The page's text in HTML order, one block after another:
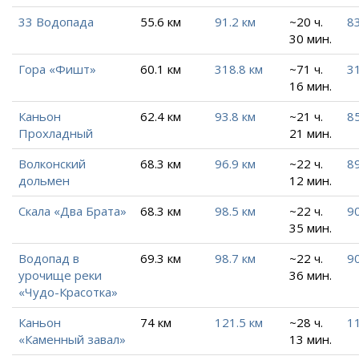
33 Водопада 55.6 км 91.2 км
~20 ч.
30 мин.
Гора «Фишт» 60.1 км 318.8 км
~71 ч.
16 мин.
Каньон
Прохладный
62.4 км 93.8 км
~21 ч.
21 мин.
Волконский
дольмен
68.3 км 96.9 км
~22 ч.
12 мин.
Скала «Два Брата» 68.3 км 98.5 км
~22 ч.
35 мин.
Водопад в
урочище реки
«Чудо-Красотка»
69.3 км 98.7 км
~22 ч.
36 мин.
Каньон
«Каменный завал»
74 км 121.5 км
~28 ч.
13 мин.